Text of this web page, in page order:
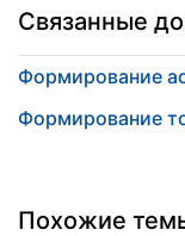
Связанные
Формирование
Формирование
Похожие